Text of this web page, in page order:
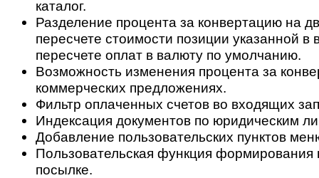
каталог.
Разделение процента за конвертацию на
пересчете стоимости позиции указанной в
пересчете оплат в валюту по умолчанию.
Возможность изменения процента за
коммерческих предложениях.
Фильтр оплаченных счетов во входящих
Индексация документов по юридическим
Добавление пользовательских пунктов
Пользовательская функция формирования
посылке.